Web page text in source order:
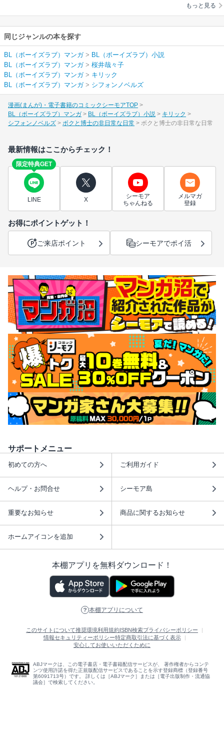
もっと見る
同じジャンルの本を探す
BL（ボーイズラブ）マンガ> BL（ボーイズラブ）小説
BL（ボーイズラブ）マンガ> 桜井哉々子
BL（ボーイズラブ）マンガ> キリック
BL（ボーイズラブ）マンガ> シフォンノベルズ
漫画(まんが)・電子書籍のコミックシーモアTOP
BL（ボーイズラブ）マンガ
BL（ボーイズラブ）小説
キリック
シフォンノベルズ
ボクと博士の非日常な日常 ボクと博士の非日常な日常
最新情報はここからチェック！
限定特典GET
LINE X
シーモア
ちゃんねる
メルマガ
登録
お得にポイントゲット！
ご来店ポイント シーモアでポイ活
サポートメニュー
初めての方へ ご利用ガイド
ヘルプ・お問合せ シーモア島
重要なお知らせ 商品に関するお知らせ
ホームアイコンを追加
本棚アプリを無料ダウンロード！
本棚アプリについて
このサイトについて推奨環境利用規約 ISBN検索プライバシーポリシー
情報セキュリティーポリシー特定商取引法に基づく表示
安心してお使いいただくために
ABJマークは、この電子書店・電子書籍配信サービスが、 著作権者からコンテ
ンツ使用許諾を得た正規版配信サービスであることを示す登録商標（登録番号
第6091713号）です。 詳しくは［ABJマーク］または［電子出版制作・流通協
議会］で検索してください。